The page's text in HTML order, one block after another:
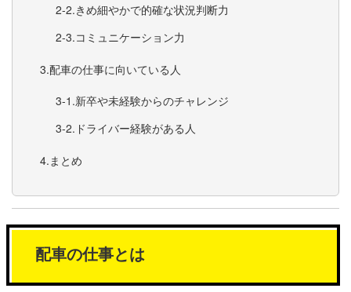
きめ細やかで的確な状況判断力
コミュニケーション力
配車の仕事に向いている人
新卒や未経験からのチャレンジ
ドライバー経験がある人
まとめ
配車の仕事とは